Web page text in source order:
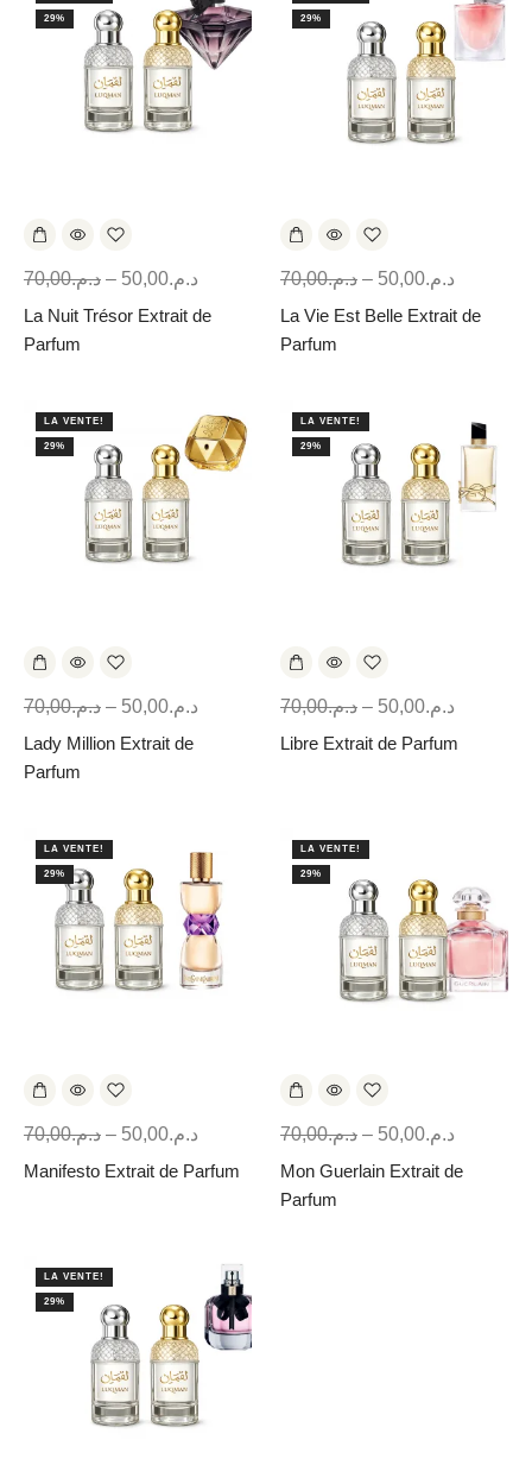
29%
د.م.70,00 – د.م.50,00
La Nuit Trésor Extrait de
Parfum
29%
د.م.70,00 – د.م.50,00
La Vie Est Belle Extrait de
Parfum
LA VENTE!
29%
د.م.70,00 – د.م.50,00
Lady Million Extrait de
Parfum
LA VENTE!
29%
د.م.70,00 – د.م.50,00
Libre Extrait de Parfum
LA VENTE!
29%
د.م.70,00 – د.م.50,00
Manifesto Extrait de Parfum
LA VENTE!
29%
د.م.70,00 – د.م.50,00
Mon Guerlain Extrait de
Parfum
LA VENTE!
29%